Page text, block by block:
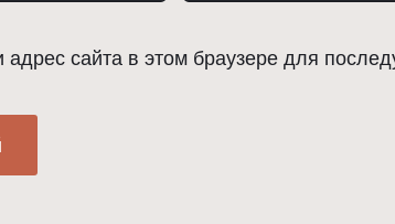
сайта в этом браузере для